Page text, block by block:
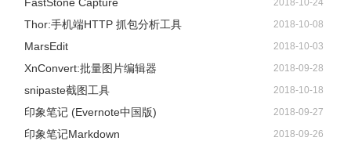
2018-10-24
Thor:手机端HTTP 抓包分析工具 2018-10-08
MarsEdit 2018-10-03
XnConvert:批量图片编辑器 2018-09-28
snipaste截图工具 2018-10-18
印象笔记 (Evernote中国版) 2018-09-27
印象笔记Markdown 2018-09-26